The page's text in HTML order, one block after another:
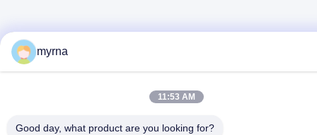
myrna
11:53 AM
Good day, what product are you looking for?